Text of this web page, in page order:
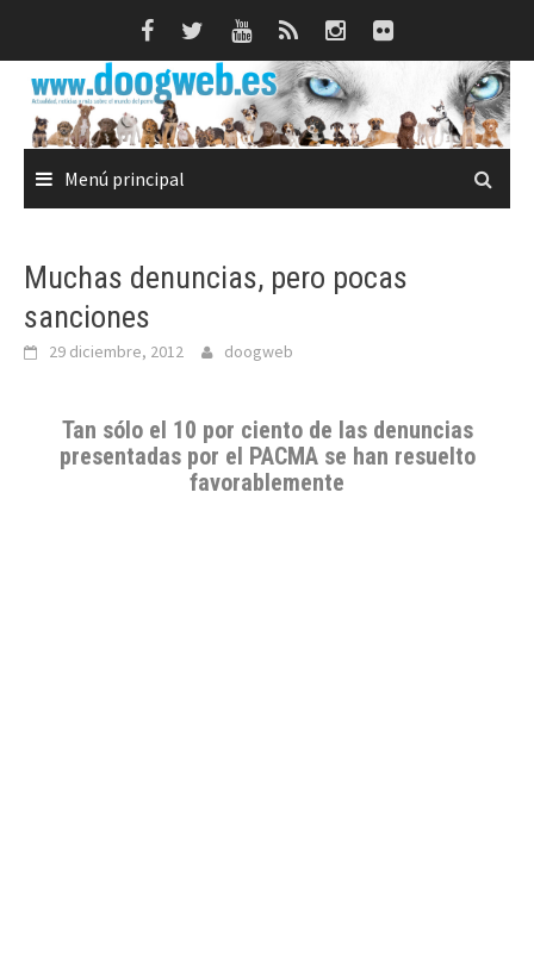
Menú principal
Muchas denuncias, pero pocas
sanciones
29 diciembre, 2012 doogweb
Tan sólo el 10 por ciento de las denuncias
presentadas por el PACMAse han resuelto
favorablemente